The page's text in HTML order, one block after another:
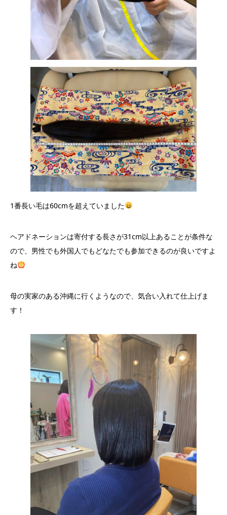
1番長い毛は60cmを超えていました
ヘアドネーションは寄付する長さが31cm以上あることが条件な
ので、男性でも外国人でもどなたでも参加できるのが良いですよ
ね
母の実家のある沖縄に行くようなので、気合い入れて仕上げま
す！